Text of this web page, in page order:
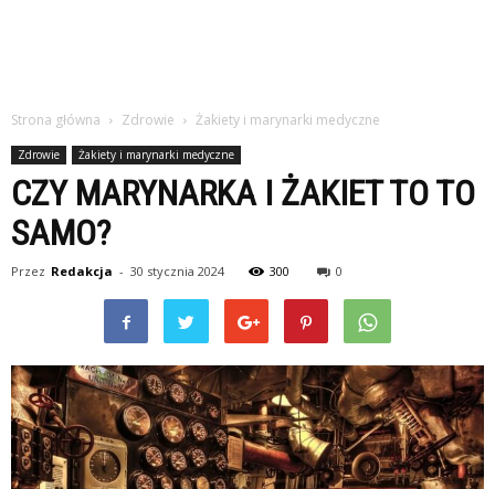
Strona główna Zdrowie Żakiety i marynarki medyczne
Zdrowie Żakiety i marynarki medyczne
CZY MARYNARKA I ŻAKIET TO TO
SAMO?
Przez Redakcja - 30 stycznia 2024 300 0